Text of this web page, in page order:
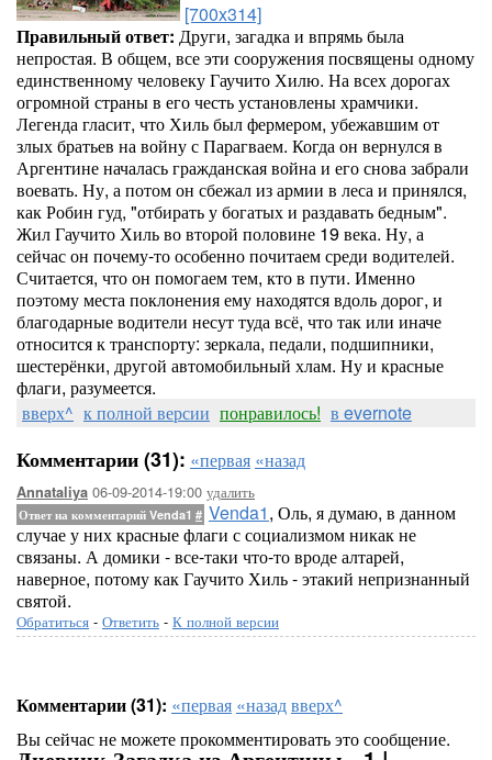
[700x314]
Правильный ответ: Други, загадка и впрямь была
непростая. В общем, все эти сооружения посвящены одному
единственному человеку Гаучито Хилю. На всех дорогах
огромной страны в его честь установлены храмчики.
Легенда гласит, что Хиль был фермером, убежавшим от
злых братьев на войну с Парагваем. Когда он вернулся в
Аргентине началась гражданская война и его снова забрали
воевать. Ну, а потом он сбежал из армии в леса и принялся,
как Робин гуд, "отбирать у богатых и раздавать бедным".
Жил Гаучито Хиль во второй половине 19 века. Ну, а
сейчас он почему-то особенно почитаем среди водителей.
Считается, что он помогаем тем, кто в пути. Именно
поэтому места поклонения ему находятся вдоль дорог, и
благодарные водители несут туда всё, что так или иначе
относится к транспорту: зеркала, педали, подшипники,
шестерёнки, другой автомобильный хлам. Ну и красные
флаги, разумеется.
вверх^ к полной версии понравилось! в evernote
Комментарии (31): «первая «назад
Annataliya 06-09-2014-19:00 удалить
Ответ на комментарий Venda1 # Venda1, Оль, я думаю, в данном
случае у них красные флаги с социализмом никак не
связаны. А домики - все-таки что-то вроде алтарей,
наверное, потому как Гаучито Хиль - этакий непризнанный
святой.
Обратиться - Ответить - К полной версии
Комментарии (31): «первая «назадвверх^
Вы сейчас не можете прокомментировать это сообщение.